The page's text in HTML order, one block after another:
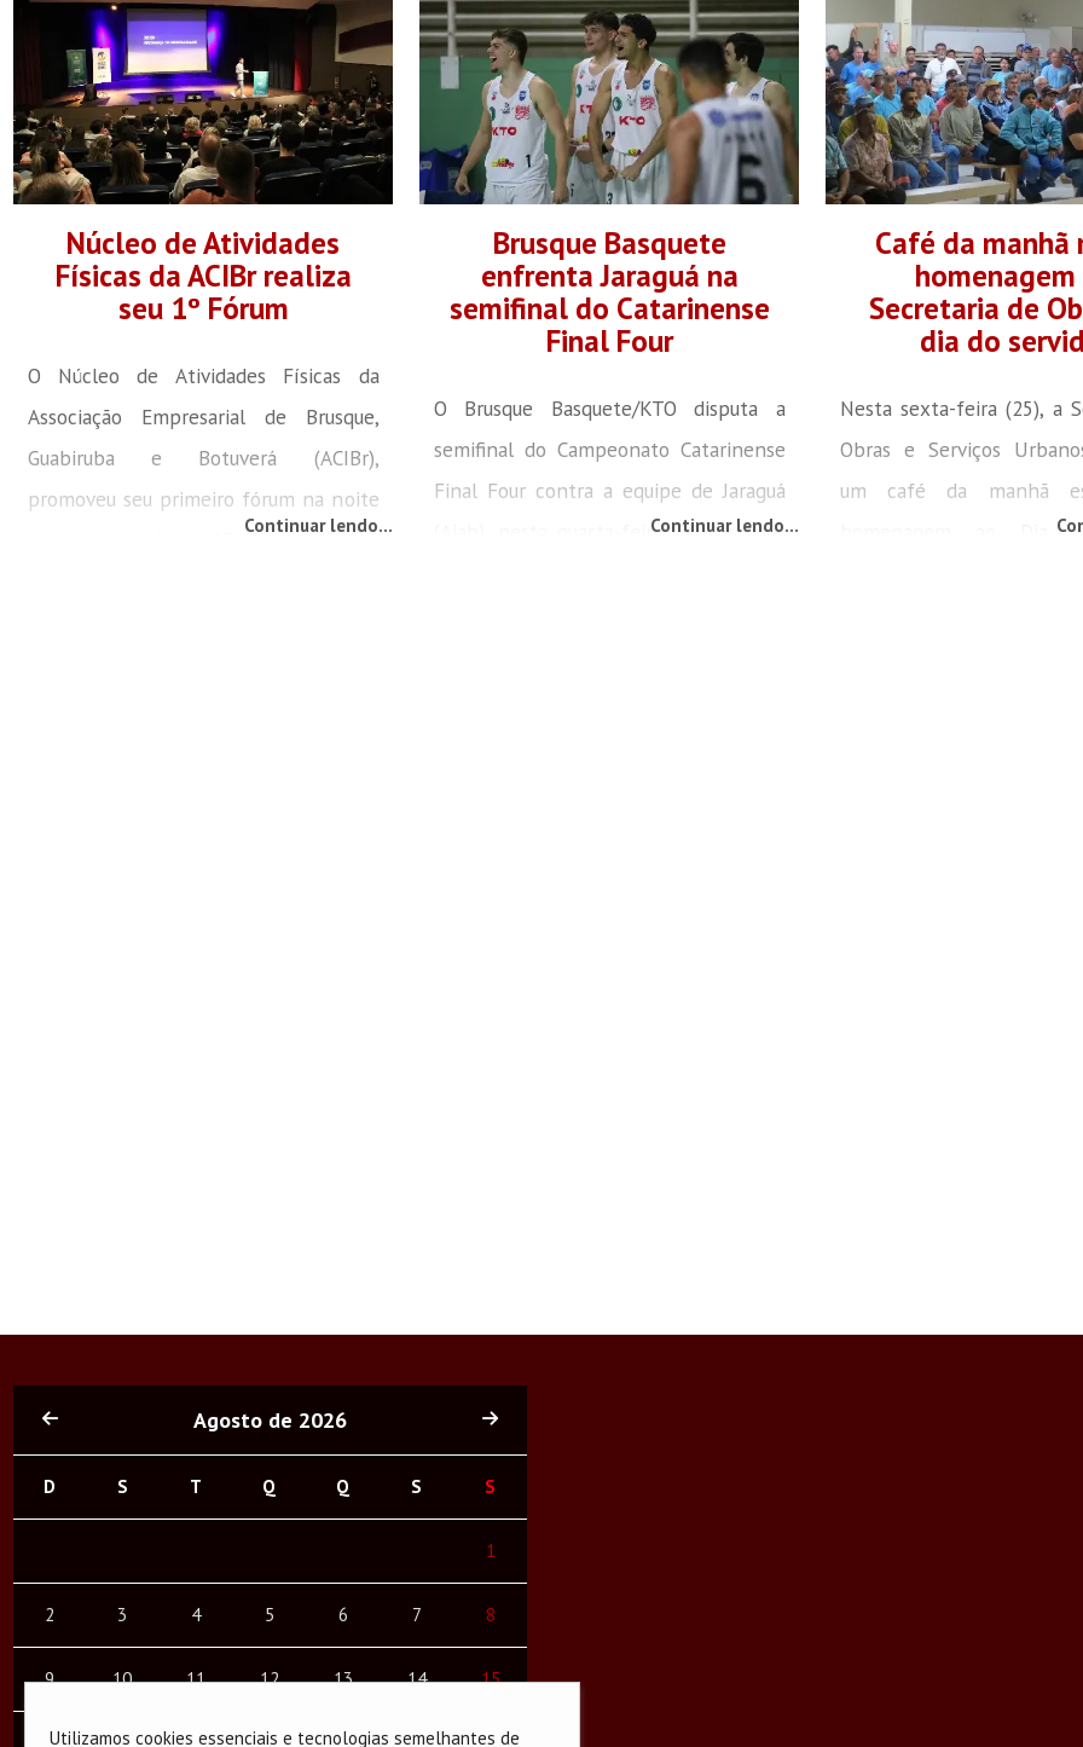
Núcleo de Atividades
Físicas da ACIBr realiza
seu 1º Fórum
O Núcleo de Atividades Físicas da
Associação Empresarial de Brusque,
Guabiruba e Botuverá (ACIBr),
promoveu seu primeiro fórum na noite
desta quarta-feira, 23 de outubro. O
Continuar lendo...
Brusque Basquete
enfrenta Jaraguá na
semifinal do Catarinense
Final Four
O Brusque Basquete/KTO disputa a
semifinal do Campeonato Catarinense
Final Four contra a equipe de Jaraguá
(Ajab), nesta quarta-feira (30), às 21h,
Continuar lendo...
Café da manhã
homenagem
Secretaria de
dia do
Nesta sexta-feira (25), a
Obras e Serviços
um café da manhã
homenagem ao Dia
Agosto de 2026
D S T Q Q S S
1
2 3 4 5 6 7 8
9 10 11 12 13 14 15
16 17 18 19 20 21 22
Utilizamos cookies essenciais e tecnologias semelhantes de